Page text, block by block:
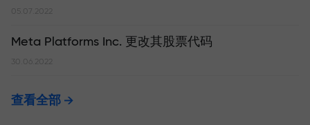
Meta Platforms Inc. 更改其股票代码
30.06.2022
查看全部